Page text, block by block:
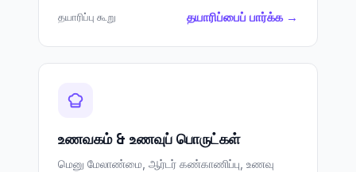
தயாரிப்பு கூறு தயாரிப்பைப் பார்க்க →
உணவகம் & உணவுப் பொருட்கள்
மெனு மேலாண்மை, ஆர்டர் கண்காணிப்பு, உணவு